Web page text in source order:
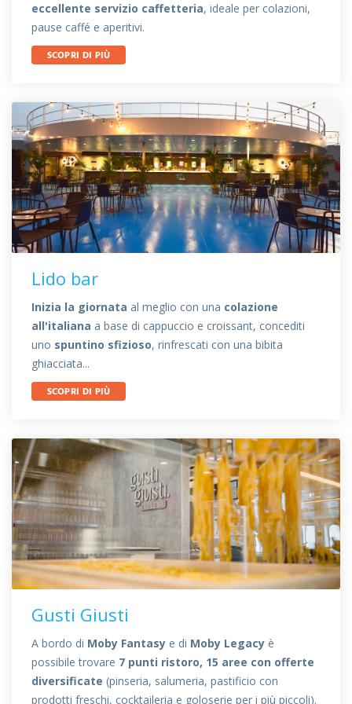
eccellente servizio caffetteria, ideale per colazioni,
pause caffé e aperitivi.
SCOPRI DI PIÙ
Lido bar
Inizia la giornata al meglio con una colazione
all'italiana a base di cappuccio e croissant, concediti
uno spuntino sfizioso, rinfrescati con una bibita
ghiacciata...
SCOPRI DI PIÙ
Gusti Giusti
A bordo di Moby Fantasy e di Moby Legacy è
possibile trovare 7 punti ristoro, 15 aree con offerte
diversificate (pinseria, salumeria, pastificio con
prodotti freschi, cocktaileria e goloserie per i più piccoli).